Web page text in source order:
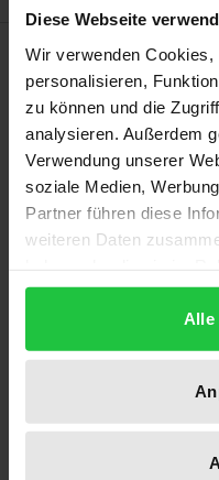
Diese Webseite
Wir verwenden
personalisieren,
zu können und die
analysieren. Außerdem
Verwendung unserer
soziale Medien,
Partner führen diese
weiteren Daten
gesammelt haben.
Alle
Description
Die auch nach dem
unverändert
europarechtliche
Art 3b) EGV schwankt
praktischen
Nach einer
3b) EGV und seines
entwickelt der
Solidaritätsprinzips
Interpretations- und